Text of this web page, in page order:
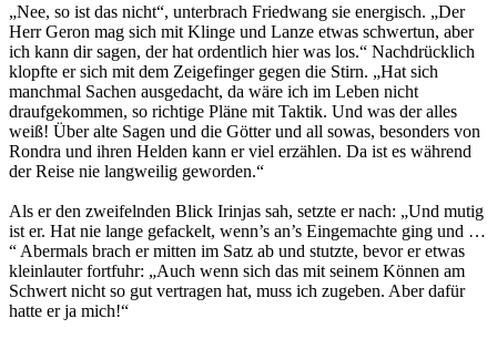
„Nee, so ist das nicht“, unterbrach Friedwang sie energisch. „Der
Herr Geron mag sich mit Klinge und Lanze etwas schwertun, aber
ich kann dir sagen, der hat ordentlich hier was los.“ Nachdrücklich
klopfte er sich mit dem Zeigefinger gegen die Stirn. „Hat sich
manchmal Sachen ausgedacht, da wäre ich im Leben nicht
draufgekommen, so richtige Pläne mit Taktik. Und was der alles
weiß! Über alte Sagen und die Götter und all sowas, besonders von
Rondra und ihren Helden kann er viel erzählen. Da ist es während
der Reise nie langweilig geworden.“
Als er den zweifelnden Blick Irinjas sah, setzte er nach: „Und mutig
ist er. Hat nie lange gefackelt, wenn’s an’s Eingemachte ging und …
“ Abermals brach er mitten im Satz ab und stutzte, bevor er etwas
kleinlauter fortfuhr: „Auch wenn sich das mit seinem Können am
Schwert nicht so gut vertragen hat, muss ich zugeben. Aber dafür
hatte er ja mich!“